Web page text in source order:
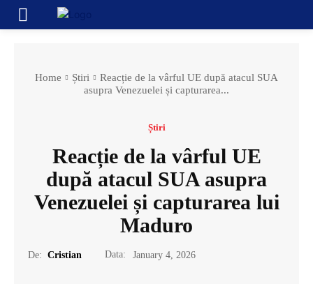
Home Știri
Reacție de la vârful UE după atacul SUA
asupra Venezuelei și capturarea...
Știri
Reacție de la vârful UE
după atacul SUA asupra
Venezuelei și capturarea lui
Maduro
De: Cristian Data: January 4, 2026